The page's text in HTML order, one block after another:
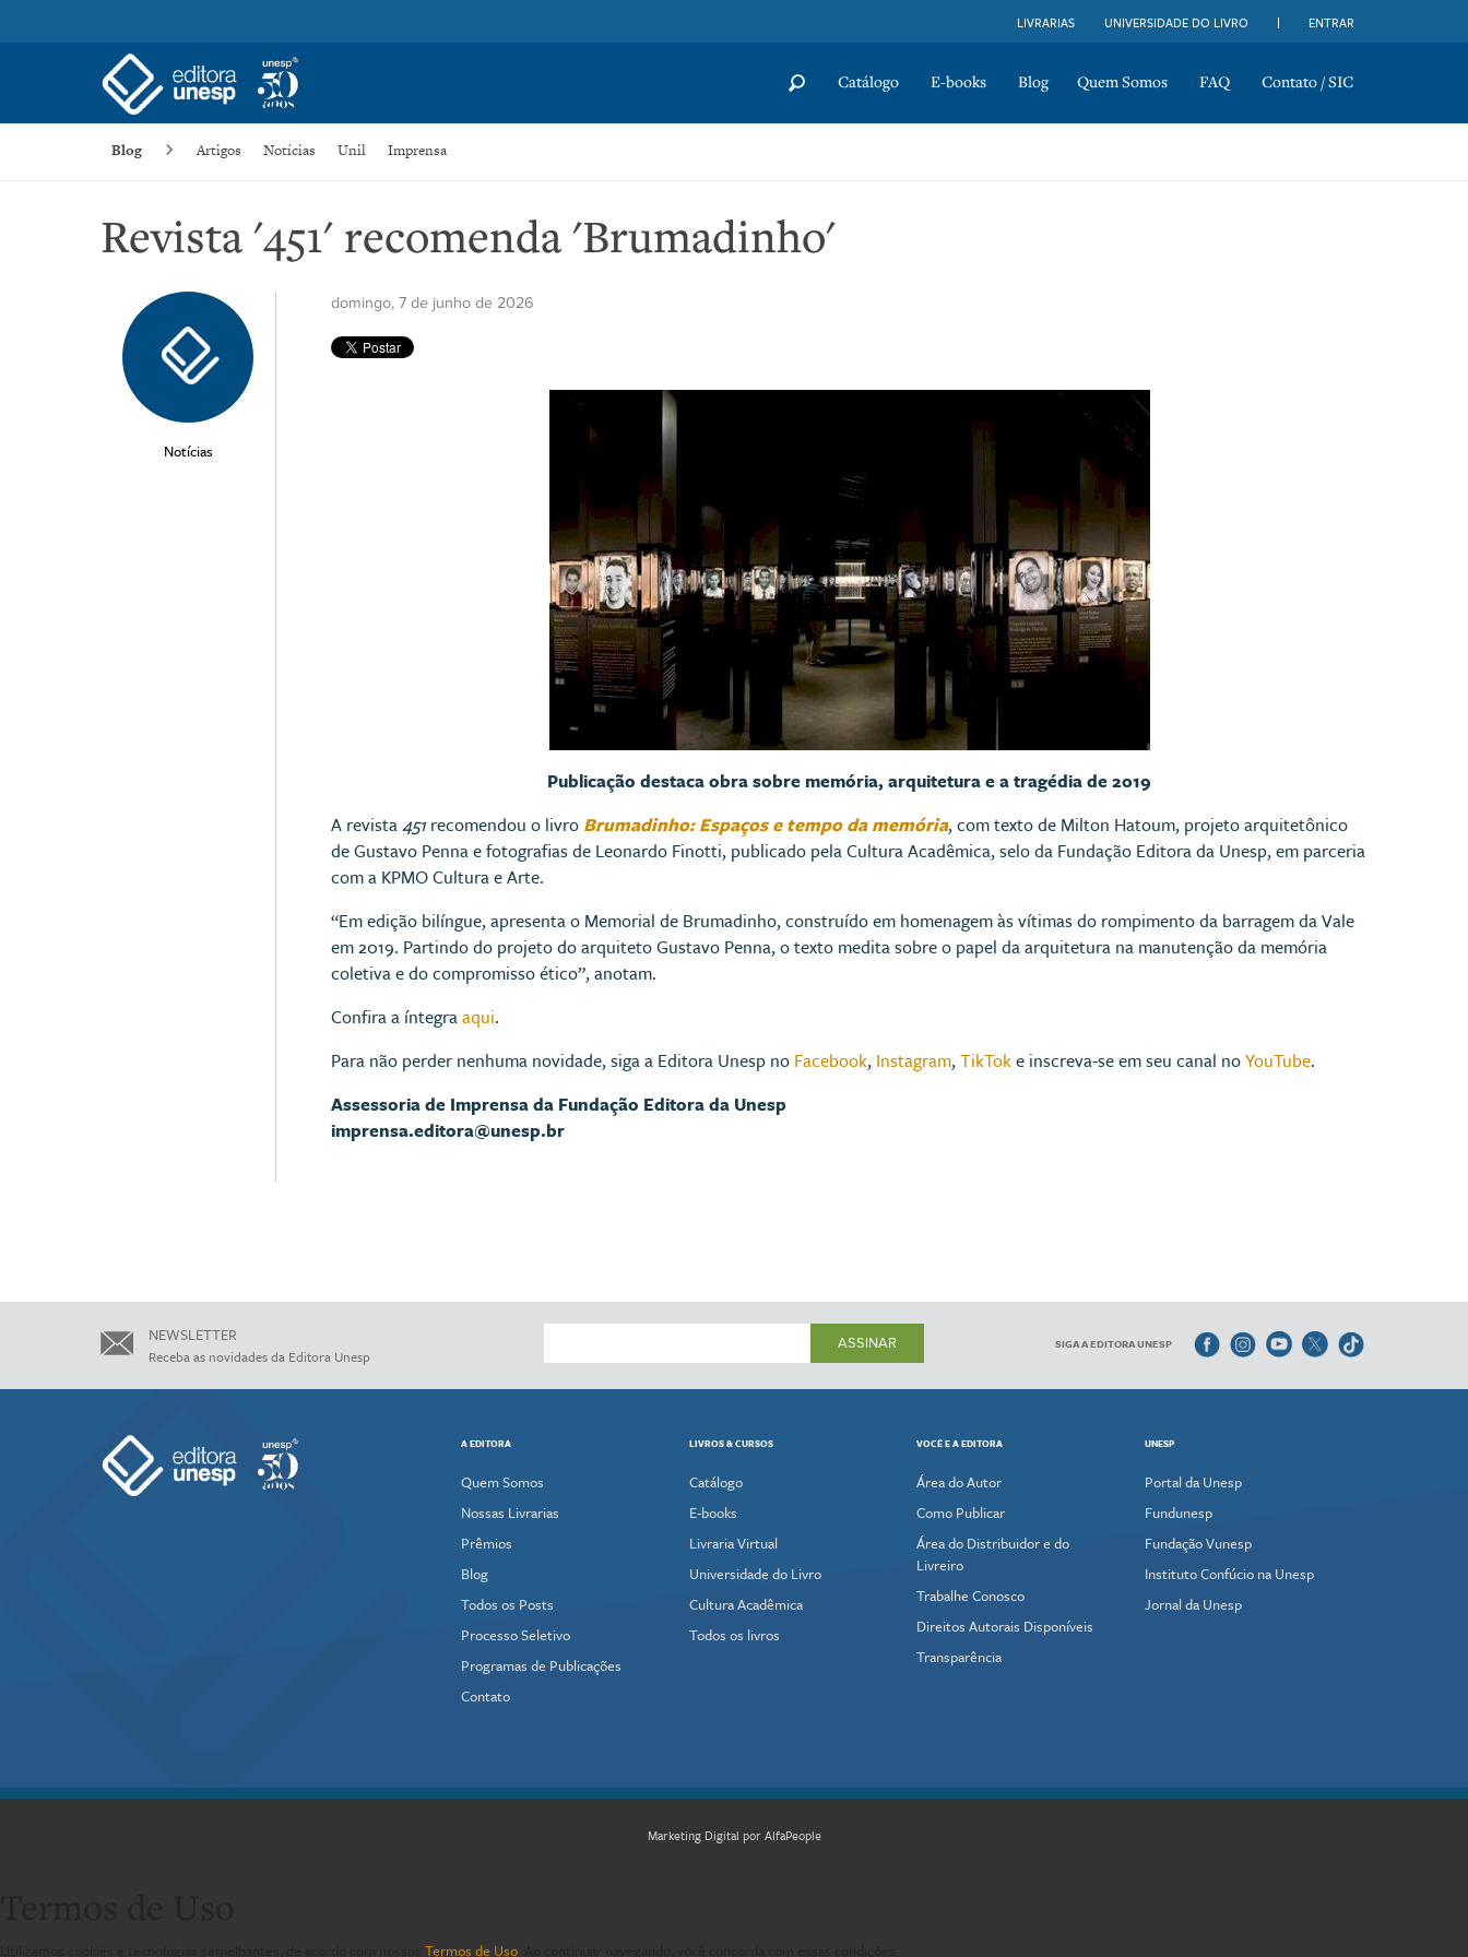
LIVRARIAS UNIVERSIDADE DO LIVRO ENTRAR
Catálogo E-books Blog Quem Somos FAQ Contato / SIC
Blog Artigos Notícias Unil Imprensa
Revista '451' recomenda 'Brumadinho'
Notícias
domingo, 7 de junho de 2026
Publicação destaca obra sobre memória, arquitetura e a tragédia de 2019
A revista451 recomendou o livro Brumadinho: Espaços e tempo da memória, com texto de Milton Hatoum, projeto arquitetônico
de Gustavo Penna e fotografias de Leonardo Finotti, publicado pela Cultura Acadêmica, selo da Fundação Editora da Unesp, em parceria
com a KPMO Cultura e Arte.
“Em edição bilíngue, apresenta o Memorial de Brumadinho, construído em homenagem às vítimas do rompimento da barragem da Vale
em 2019. Partindo do projeto do arquiteto Gustavo Penna, o texto medita sobre o papel da arquitetura na manutenção da memória
coletiva e do compromisso ético”, anotam.
Confira a íntegraaqui.
Para não perder nenhuma novidade, siga a Editora Unesp no Facebook, Instagram,TikToke inscreva-se em seu canal noYouTube.
Assessoria de Imprensa da Fundação Editora da Unesp
imprensa.editora@unesp.br
NEWSLETTER
Receba as novidades da Editora Unesp
ASSINAR SIGA A EDITORA UNESP
A EDITORA
Quem Somos
Nossas Livrarias
Prêmios
Blog
Todos os Posts
Processo Seletivo
Programas de Publicações
Contato
LIVROS & CURSOS
Catálogo
E-books
Livraria Virtual
Universidade do Livro
Cultura Acadêmica
Todos os livros
VOCÊ E A EDITORA
Área do Autor
Como Publicar
Área do Distribuidor e do
Livreiro
Trabalhe Conosco
Direitos Autorais Disponíveis
Transparência
UNESP
Portal da Unesp
Fundunesp
Fundação Vunesp
Instituto Confúcio na Unesp
Jornal da Unesp
Marketing Digital por AlfaPeople
Termos de Uso